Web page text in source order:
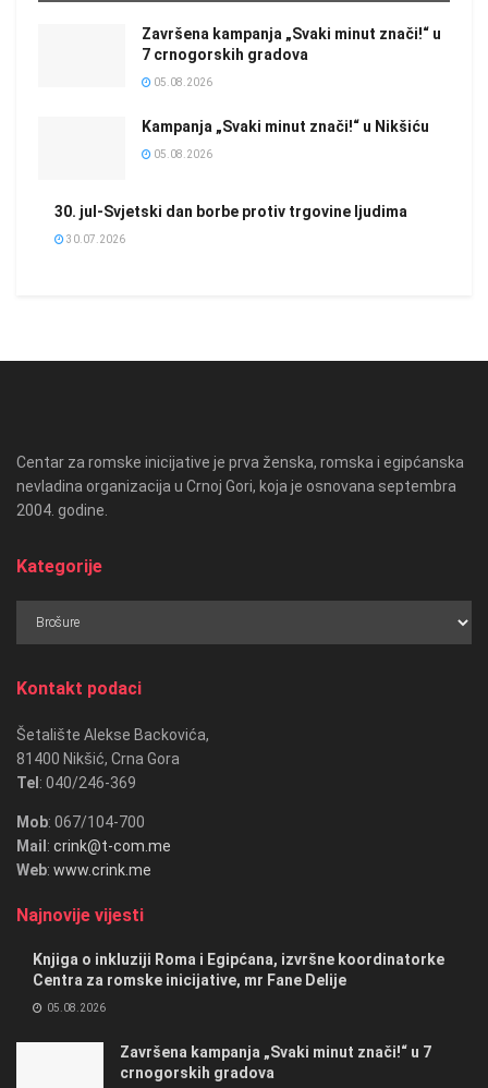
Završena kampanja „Svaki minut znači!“ u
7 crnogorskih gradova
05.08.2026
Kampanja „Svaki minut znači!“ u Nikšiću
05.08.2026
30. jul-Svjetski dan borbe protiv trgovine ljudima
30.07.2026
Centar za romske inicijative je prva ženska, romska i egipćanska
nevladina organizacija u Crnoj Gori, koja je osnovana septembra
2004. godine.
Kategorije
Kontakt podaci
Šetalište Alekse Backovića,
81400 Nikšić, Crna Gora
Tel: 040/246-369
Mob: 067/104-700
Mail: crink@t-com.me
Web: www.crink.me
Najnovije vijesti
Knjiga o inkluziji Roma i Egipćana, izvršne koordinatorke
Centra za romske inicijative, mr Fane Delije
05.08.2026
Završena kampanja „Svaki minut znači!“ u 7
crnogorskih gradova